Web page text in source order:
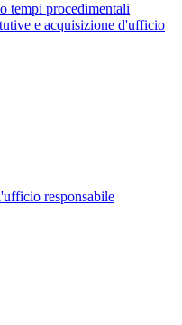
tempi procedimentali
e acquisizione d'ufficio
responsabile